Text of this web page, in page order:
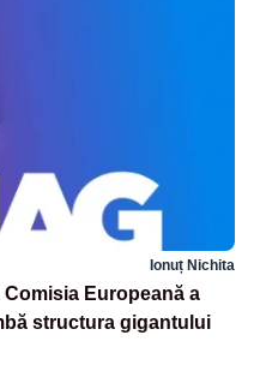
Ionuț Nichita
Europeană a
structura gigantului